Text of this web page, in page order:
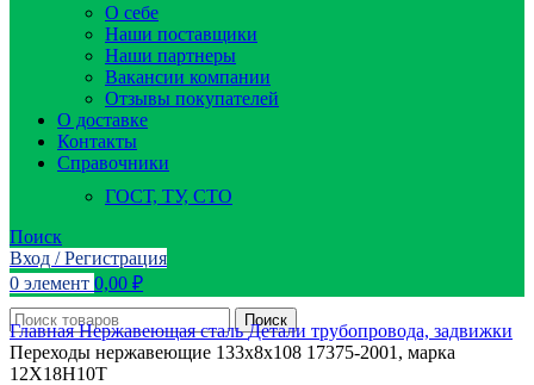
О себе
Наши поставщики
Наши партнеры
Вакансии компании
Отзывы покупателей
О доставке
Контакты
Справочники
ГОСТ, ТУ, СТО
Поиск
Вход / Регистрация
0 элемент 0,00 ₽
Поиск
ГлавнаяНержавеющая стальДетали трубопровода, задвижки
Переходы нержавеющие 133х8х108 17375-2001, марка
12Х18Н10Т